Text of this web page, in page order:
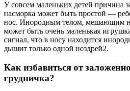
У совсем маленьких детей причина
насморка может быть простой —
нос. Инородным телом, мешающим
может быть очень маленькая
сигнал, что в носу находится
дышит только одной ноздрей2.
Как избавиться от
грудничка?